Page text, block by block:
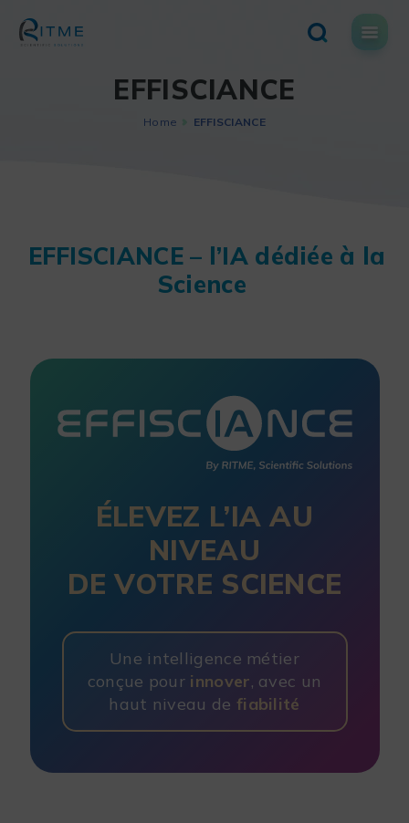
content
EFFISCIANCE
Home EFFISCIANCE
EFFISCIANCE – l’IA dédiée à la
Science
ÉLEVEZ L’IA AU
NIVEAU
DE VOTRE SCIENCE
Une intelligence métier
conçue pour innover, avec un
haut niveau de fiabilité